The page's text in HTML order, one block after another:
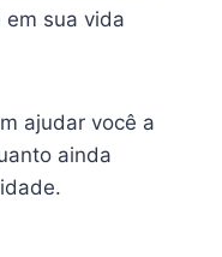
sua vida
ajudar você a
ainda